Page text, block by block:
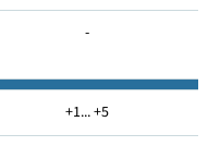
-
+1... +5